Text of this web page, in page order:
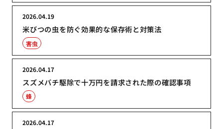
米びつの虫を防ぐ効果的な保存術と対策法
2026.04.19
害虫
スズメバチ駆除で十万円を請求された際の確認事項
2026.04.17
蜂
2026.04.17